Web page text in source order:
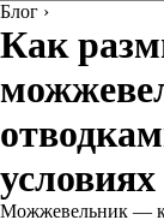
Блог ›
Как
условиях
Можжевельник —